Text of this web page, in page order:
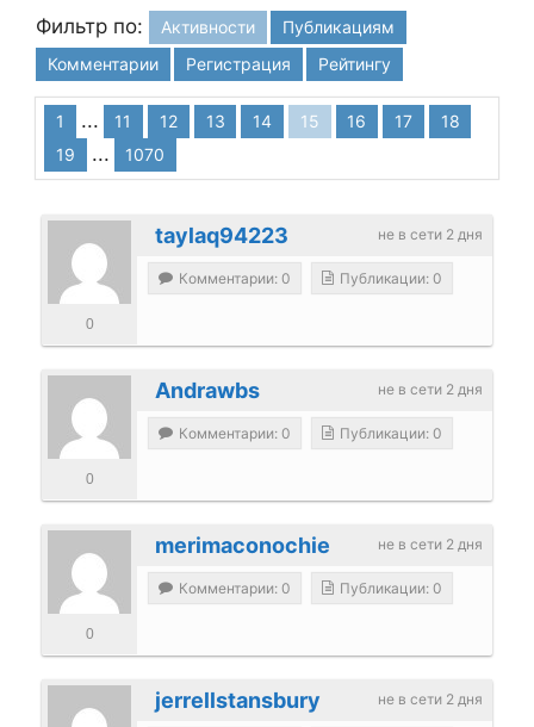
Фильтр по: Активности
Публикациям
Комментарии
Регистрация Рейтингу
1 ... 11 12 13 14 15 16 17
18
19
... 1070
не в сети 2 дня
taylaq94223
0
Комментарии: 0 Публикации: 0
не в сети 2 дня
Andrawbs
0
Комментарии: 0 Публикации: 0
не в сети 2 дня
merimaconochie
0
Комментарии: 0 Публикации: 0
не в сети 2 дня
jerrellstansbury